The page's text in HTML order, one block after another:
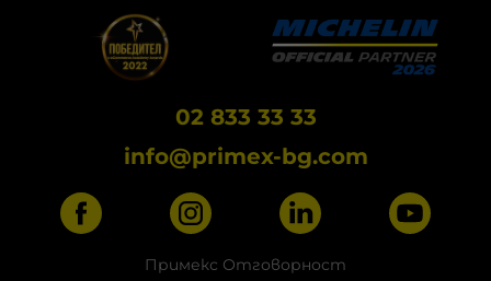
02 833 33 33
info@primex-bg.com
Примекс Отговорност